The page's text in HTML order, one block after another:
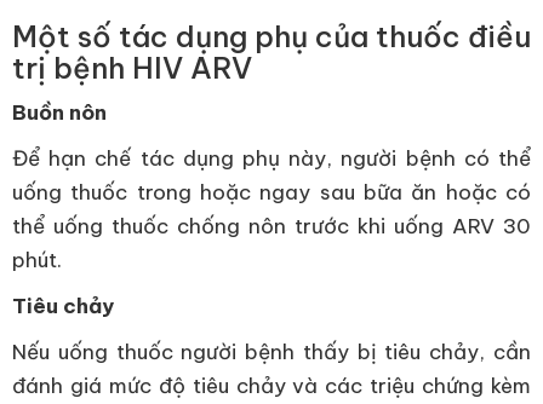
Một số tác dụng phụ của thuốc điều
trị bệnh HIV ARV
Buồn nôn
Để hạn chế tác dụng phụ này, người bệnh có thể
uống thuốc trong hoặc ngay sau bữa ăn hoặc có
thể uống thuốc chống nôn trước khi uống ARV 30
phút.
Tiêu chảy
Nếu uống thuốc người bệnh thấy bị tiêu chảy, cần
đánh giá mức độ tiêu chảy và các triệu chứng kèm